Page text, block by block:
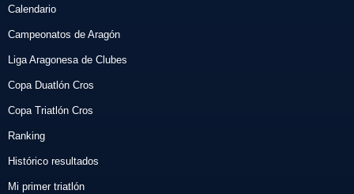
Calendario
Campeonatos de Aragón
Liga Aragonesa de Clubes
Copa Duatlón Cros
Copa Triatlón Cros
Ranking
Histórico resultados
Mi primer triatlón